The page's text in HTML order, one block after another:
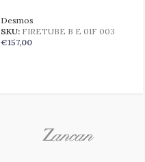
Desmos
SKU: FIRETUBE B E 01F 003
€157,00